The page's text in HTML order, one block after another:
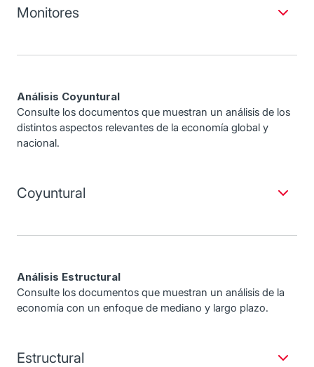
Monitores
Análisis Coyuntural
Consulte los documentos que muestran un análisis de los
distintos aspectos relevantes de la economía global y
nacional.
Coyuntural
Análisis Estructural
Consulte los documentos que muestran un análisis de la
economía con un enfoque de mediano y largo plazo.
Estructural